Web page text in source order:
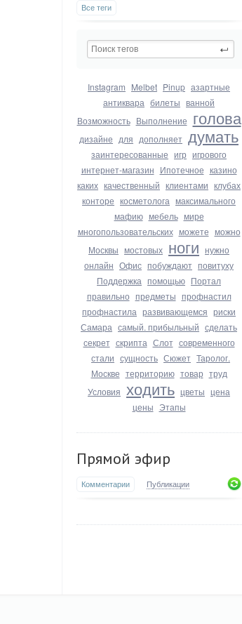
Все теги
Instagram Melbet Pinup азартные
антиквара билеты ванной
Возможность Выполнение голова
дизайне для дополняет думать
заинтересованные игр игрового
интернет-магазин Ипотечное казино
каких качественный клиентами клубах
конторе косметолога максимального
мафию мебель мире
многопользовательских можете можно
Москвы мостовых ноги нужно
онлайн Офис побуждают повитуху
Поддержка помощью Портал
правильно предметы профнастил
профнастила развивающемся риски
Самара самый. прибыльный сделать
секрет скрипта Слот современного
стали сущность Сюжет Таролог.
Москве территорию товар труд
Условия ходить цветы цена
цены Этапы
Прямой эфир
Комментарии Публикации